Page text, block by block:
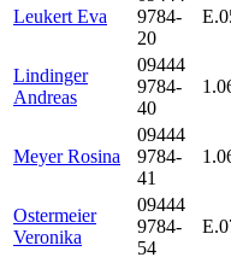
Leukert Eva
9784-
20
Lindinger
Andreas
09444
9784-
40
Meyer Rosina
09444
9784-
41
Ostermeier
Veronika
09444
9784-
54